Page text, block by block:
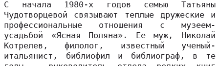
С начала 1980-х годов семью Татьяны
Чудотворцевой связывают теплые дружеские и
профессиональные отношения с музеем-
усадьбой «Ясная Поляна». Ее муж, Николай
Котрелев, филолог, известный ученый-
итальянист, библиофил и библиограф, в те